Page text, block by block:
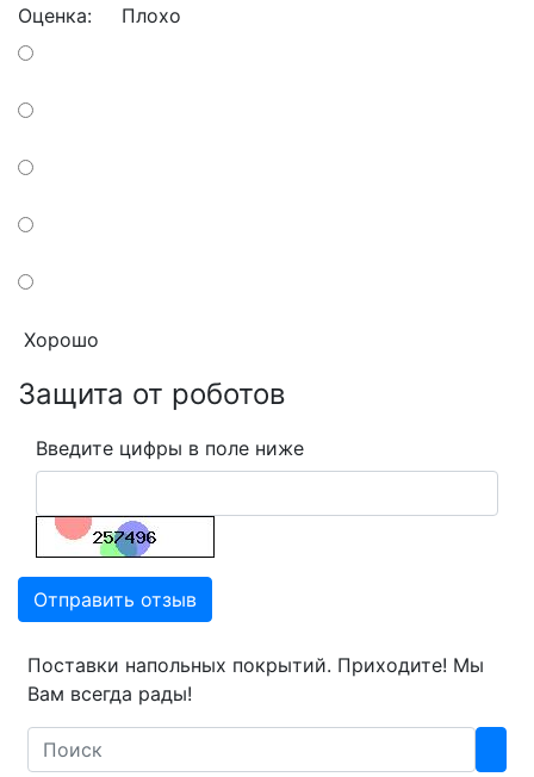
Оценка: Плохо
Хорошо
Защита от роботов
Введите цифры в поле ниже
Отправить отзыв
Поставки напольных покрытий. Приходите! Мы
Вам всегда рады!
Search